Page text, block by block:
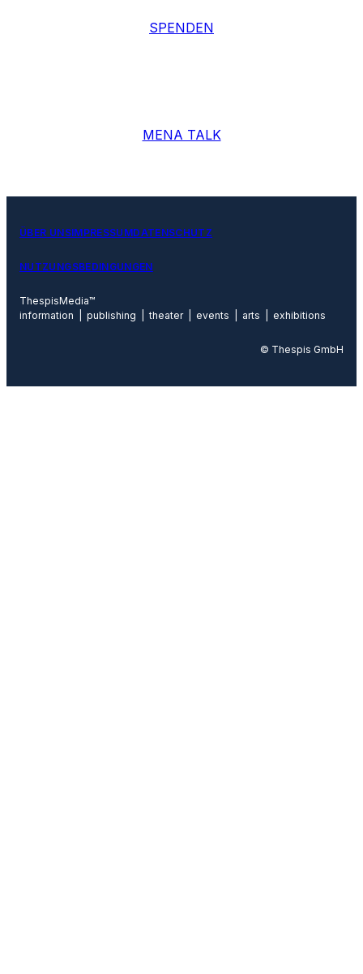
SPENDEN
MENA TALK
ÜBER UNSIMPRESSUMDATENSCHUTZ
NUTZUNGSBEDINGUNGEN
ThespisMedia™
information | publishing | theater | events | arts | exhibitions
© Thespis GmbH